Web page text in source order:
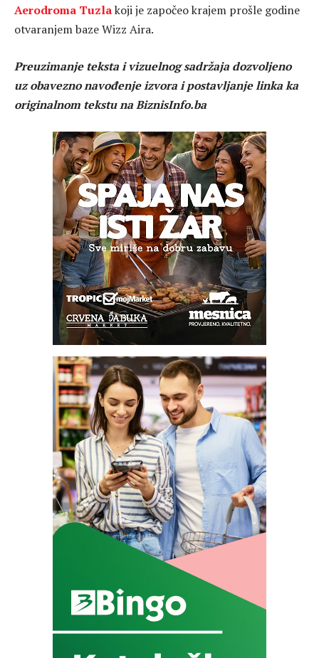
Aerodroma Tuzlakoji je započeo krajem prošle godine
otvaranjem baze Wizz Aira.
Preuzimanje teksta i vizuelnog sadržaja dozvoljeno
uz obavezno navođenje izvora i postavljanje linka ka
originalnom tekstu na BiznisInfo.ba